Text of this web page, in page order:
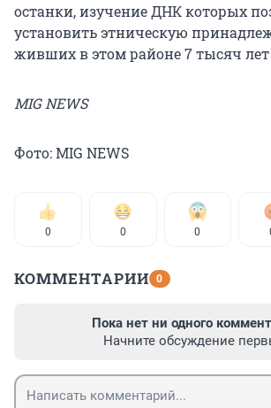
останки, изучение ДНК которых
установить этническую
живших в этом районе 7 тысяч лет
MIG NEWS
Фото: MIG NEWS
0 0 0
КОММЕНТАРИИ 0
Пока нет ни одного
Начните обсуждение